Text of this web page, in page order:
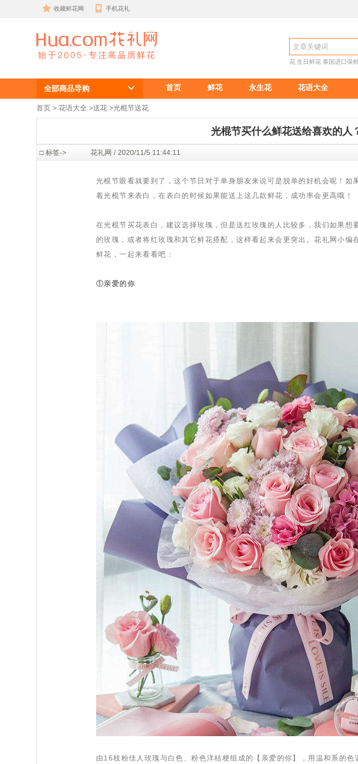
收藏鲜花网 手机花礼
光棍节送花 ,
光棍节买花 ,
光棍节买什么
花 生日鲜花 泰国进口保
全部商品导购 首页 鲜花 永生花 花语大全
首页 > 花语大全 >送花 >光棍节送花
光棍节买什么鲜花送给喜欢的人
□ 标签-> 花礼网 / 2020/11/5 11:44:11
光棍节眼看就要到了，这个节日对于单身朋友来说可是脱单的好机会呢！如
着光棍节来表白，在表白的时候如果能送上这几款鲜花，成功率会更高哦！
在光棍节买花表白，建议选择玫瑰，但是送红玫瑰的人比较多，我们如果想
的玫瑰，或者将红玫瑰和其它鲜花搭配，这样看起来会更突出。花礼网小编
鲜花，一起来看看吧：
①亲爱的你
由16枝粉佳人玫瑰与白色、粉色洋桔梗组成的【亲爱的你】，用温和系的